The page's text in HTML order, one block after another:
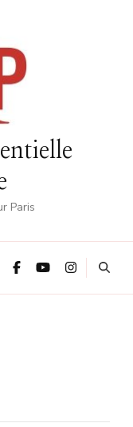
Paris